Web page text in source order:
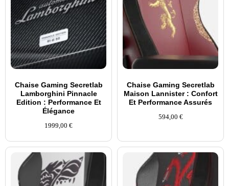
Chaise Gaming Secretlab
Lamborghini Pinnacle
Edition : Performance Et
Élégance
1999,00 €
Chaise Gaming Secretlab
Maison Lannister : Confort
Et Performance Assurés
594,00 €